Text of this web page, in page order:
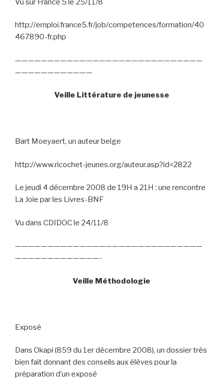
Vu sur France 5 le 25/11/8
http://emploi.france5.fr/job/competences/formation/40
467890-fr.php
—————————————————————————————
————————————
Veille Littérature de jeunesse
Bart Moeyaert, un auteur belge
http://www.ricochet-jeunes.org/auteur.asp?id=2822
Le jeudi 4 décembre 2008 de 19H a 21H : une rencontre
La Joie par les Livres-BNF
Vu dans CDIDOC le 24/11/8
—————————————————————————————
—————————————-
Veille Méthodologie
Exposé
Dans Okapi (859 du 1er décembre 2008), un dossier très
bien fait donnant des conseils aux élèves pour la
préparation d’un exposé